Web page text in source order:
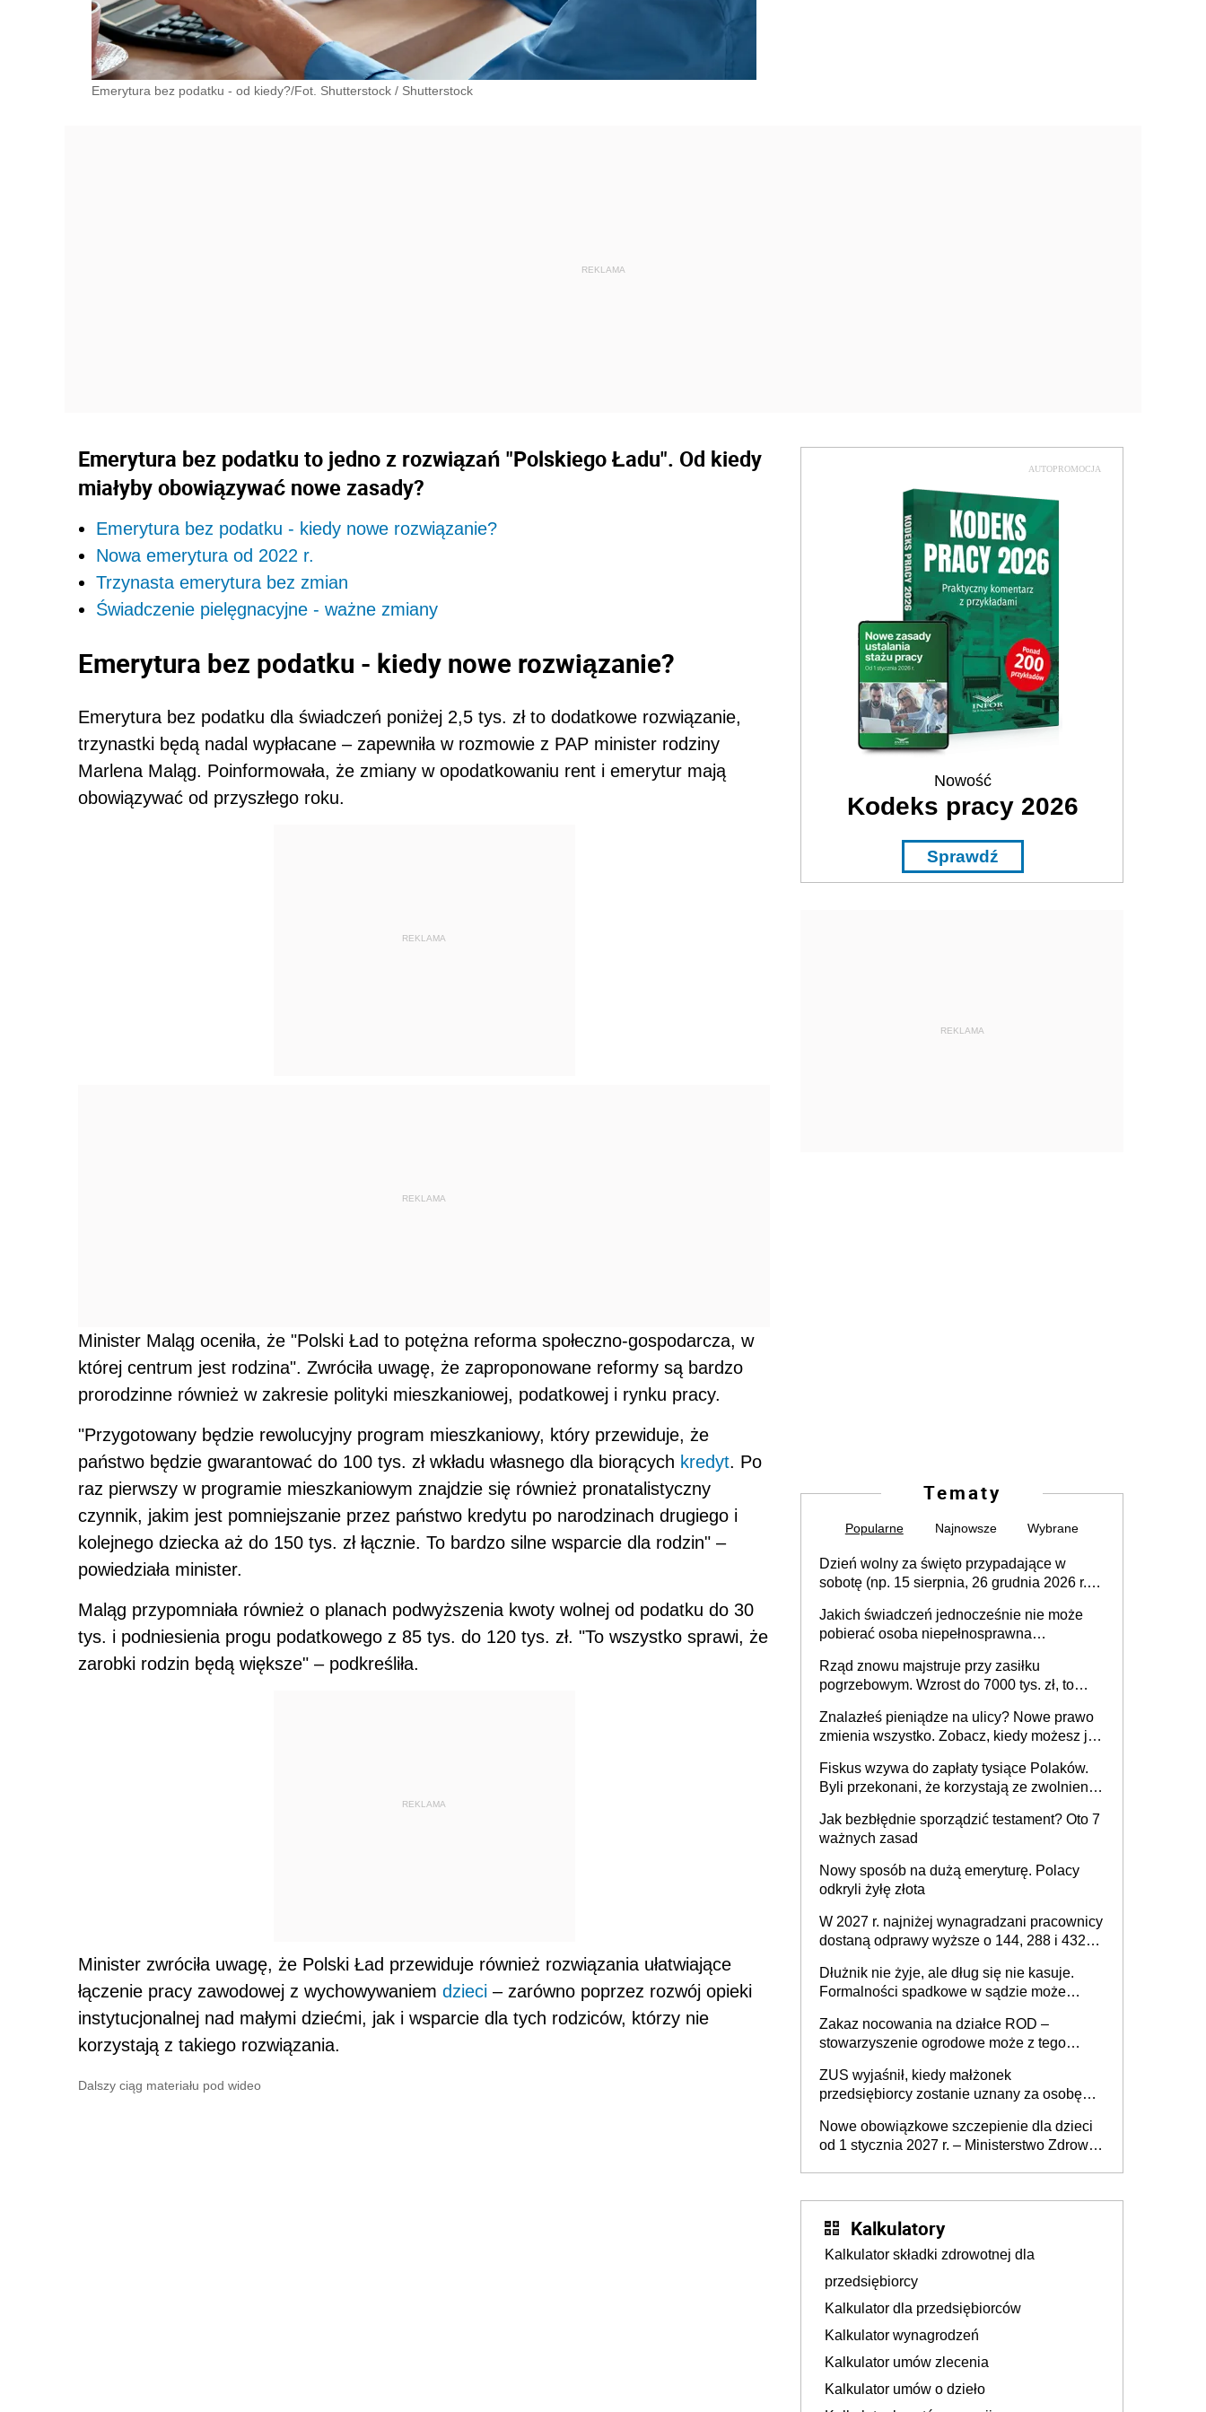
Emerytura bez podatku - od kiedy?/Fot. Shutterstock / Shutterstock
Emerytura bez podatku to jedno z rozwiązań "Polskiego Ładu". Od kiedy
miałyby obowiązywać nowe zasady?
Emerytura bez podatku - kiedy nowe rozwiązanie?
Nowa emerytura od 2022 r.
Trzynasta emerytura bez zmian
Świadczenie pielęgnacyjne - ważne zmiany
Emerytura bez podatku - kiedy nowe rozwiązanie?
Emerytura bez podatku dla świadczeń poniżej 2,5 tys. zł to dodatkowe rozwiązanie,
trzynastki będą nadal wypłacane – zapewniła w rozmowie z PAP minister rodziny
Marlena Maląg. Poinformowała, że zmiany w opodatkowaniu rent i emerytur mają
obowiązywać od przyszłego roku.
REKLAMA
REKLAMA
Minister Maląg oceniła, że "Polski Ład to potężna reforma społeczno-gospodarcza, w
której centrum jest rodzina". Zwróciła uwagę, że zaproponowane reformy są bardzo
prorodzinne również w zakresie polityki mieszkaniowej, podatkowej i rynku pracy.
"Przygotowany będzie rewolucyjny program mieszkaniowy, który przewiduje, że
państwo będzie gwarantować do 100 tys. zł wkładu własnego dla biorących kredyt. Po
raz pierwszy w programie mieszkaniowym znajdzie się również pronatalistyczny
czynnik, jakim jest pomniejszanie przez państwo kredytu po narodzinach drugiego i
kolejnego dziecka aż do 150 tys. zł łącznie. To bardzo silne wsparcie dla rodzin" –
powiedziała minister.
Maląg przypomniała również o planach podwyższenia kwoty wolnej od podatku do 30
tys. i podniesienia progu podatkowego z 85 tys. do 120 tys. zł. "To wszystko sprawi, że
zarobki rodzin będą większe" – podkreśliła.
REKLAMA
Minister zwróciła uwagę, że Polski Ład przewiduje również rozwiązania ułatwiające
łączenie pracy zawodowej z wychowywaniem dzieci – zarówno poprzez rozwój opieki
instytucjonalnej nad małymi dziećmi, jak i wsparcie dla tych rodziców, którzy nie
korzystają z takiego rozwiązania.
Dalszy ciąg materiału pod wideo
AUTOPROMOCJA
Nowość
Kodeks pracy 2026
Sprawdź
REKLAMA
Tematy
Popularne Najnowsze Wybrane
Dzień wolny za święto przypadające w
sobotę (np. 15 sierpnia, 26 grudnia 2026 r.) –
pracodawcy (sektor prywatny i administracja
publiczna), najczęstsze pytania
Jakich świadczeń jednocześnie nie może
pobierać osoba niepełnosprawna
Rząd znowu majstruje przy zasiłku
pogrzebowym. Wzrost do 7000 tys. zł, to
Znalazłeś pieniądze na ulicy? Nowe prawo
zmienia wszystko. Zobacz, kiedy możesz je
Fiskus wzywa do zapłaty tysiące Polaków.
Byli przekonani, że korzystają ze zwolnienia
Jak bezbłędnie sporządzić testament? Oto 7
ważnych zasad
Nowy sposób na dużą emeryturę. Polacy
odkryli żyłę złota
W 2027 r. najniżej wynagradzani pracownicy
dostaną odprawy wyższe o 144, 288 i 432
Dłużnik nie żyje, ale dług się nie kasuje.
Formalności spadkowe w sądzie może
zmarłego
Zakaz nocowania na działce ROD –
stowarzyszenie ogrodowe może z tego
działki (wypowiedzieć dzierżawę)?
ZUS wyjaśnił, kiedy małżonek
przedsiębiorcy zostanie uznany za osobę
Nowe obowiązkowe szczepienie dla dzieci
od 1 stycznia 2027 r. – Ministerstwo Zdrowia
Kalkulatory
Kalkulator składki zdrowotnej dla
przedsiębiorcy
Kalkulator dla przedsiębiorców
Kalkulator wynagrodzeń
Kalkulator umów zlecenia
Kalkulator umów o dzieło